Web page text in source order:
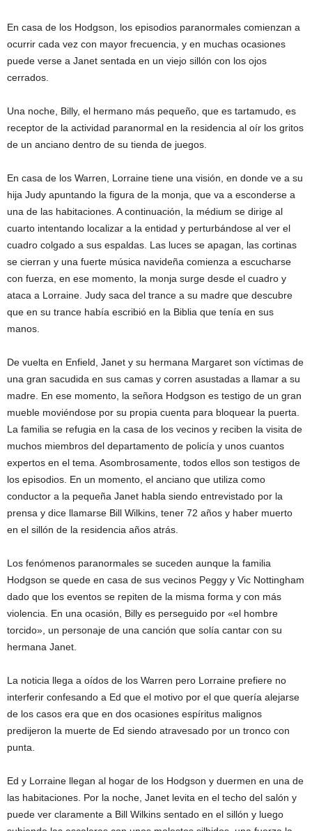
En casa de los Hodgson, los episodios paranormales comienzan a
ocurrir cada vez con mayor frecuencia, y en muchas ocasiones
puede verse a Janet sentada en un viejo sillón con los ojos
cerrados.
Una noche, Billy, el hermano más pequeño, que es tartamudo, es
receptor de la actividad paranormal en la residencia al oír los gritos
de un anciano dentro de su tienda de juegos.
En casa de los Warren, Lorraine tiene una visión, en donde ve a su
hija Judy apuntando la figura de la monja, que va a esconderse a
una de las habitaciones. A continuación, la médium se dirige al
cuarto intentando localizar a la entidad y perturbándose al ver el
cuadro colgado a sus espaldas. Las luces se apagan, las cortinas
se cierran y una fuerte música navideña comienza a escucharse
con fuerza, en ese momento, la monja surge desde el cuadro y
ataca a Lorraine. Judy saca del trance a su madre que descubre
que en su trance había escribió en la Biblia que tenía en sus
manos.
De vuelta en Enfield, Janet y su hermana Margaret son víctimas de
una gran sacudida en sus camas y corren asustadas a llamar a su
madre. En ese momento, la señora Hodgson es testigo de un gran
mueble moviéndose por su propia cuenta para bloquear la puerta.
La familia se refugia en la casa de los vecinos y reciben la visita de
muchos miembros del departamento de policía y unos cuantos
expertos en el tema. Asombrosamente, todos ellos son testigos de
los episodios. En un momento, el anciano que utiliza como
conductor a la pequeña Janet habla siendo entrevistado por la
prensa y dice llamarse Bill Wilkins, tener 72 años y haber muerto
en el sillón de la residencia años atrás.
Los fenómenos paranormales se suceden aunque la familia
Hodgson se quede en casa de sus vecinos Peggy y Vic Nottingham
dado que los eventos se repiten de la misma forma y con más
violencia. En una ocasión, Billy es perseguido por «el hombre
torcido», un personaje de una canción que solía cantar con su
hermana Janet.
La noticia llega a oídos de los Warren pero Lorraine prefiere no
interferir confesando a Ed que el motivo por el que quería alejarse
de los casos era que en dos ocasiones espíritus malignos
predijeron la muerte de Ed siendo atravesado por un tronco con
punta.
Ed y Lorraine llegan al hogar de los Hodgson y duermen en una de
las habitaciones. Por la noche, Janet levita en el techo del salón y
puede ver claramente a Bill Wilkins sentado en el sillón y luego